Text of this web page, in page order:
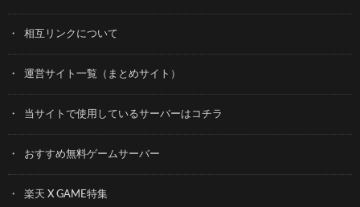
相互リンクについて
運営サイト一覧（まとめサイト）
当サイトで使用しているサーバーはコチラ
おすすめ無料ゲームサーバー
楽天 X GAME特集